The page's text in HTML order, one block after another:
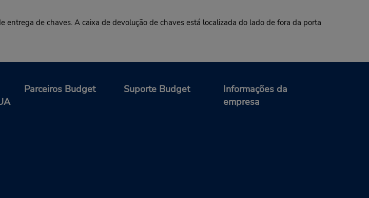
entrega de chaves. A caixa de devolução de chaves está localizada do lado de fora da porta
Parceiros Budget Suporte Budget
Informações da
empresa